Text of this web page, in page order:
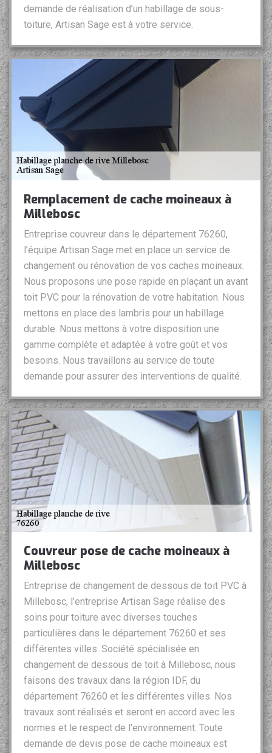
demande de réalisation d’un habillage de sous-
toiture, Artisan Sage est à votre service.
Remplacement de cache moineaux à
Millebosc
Entreprise couvreur dans le département 76260,
l’équipe Artisan Sage met en place un service de
changement ou rénovation de vos caches moineaux.
Nous proposons une pose rapide en plaçant un avant
toit PVC pour la rénovation de votre habitation. Nous
mettons en place des lambris pour un habillage
durable. Nous mettons à votre disposition une
gamme complète et adaptée à votre goût et vos
besoins. Nous travaillons au service de toute
demande pour assurer des interventions de qualité.
Couvreur pose de cache moineaux à
Millebosc
Entreprise de changement de dessous de toit PVC à
Millebosc, l’entreprise Artisan Sage réalise des
soins pour toiture avec diverses touches
particulières dans le département 76260 et ses
différentes villes. Société spécialisée en
changement de dessous de toit à Millebosc, nous
faisons des travaux dans la région IDF, du
département 76260 et les différentes villes. Nos
travaux sont réalisés et seront en accord avec les
normes et le respect de l'environnement. Toute
demande de devis pose de cache moineaux est